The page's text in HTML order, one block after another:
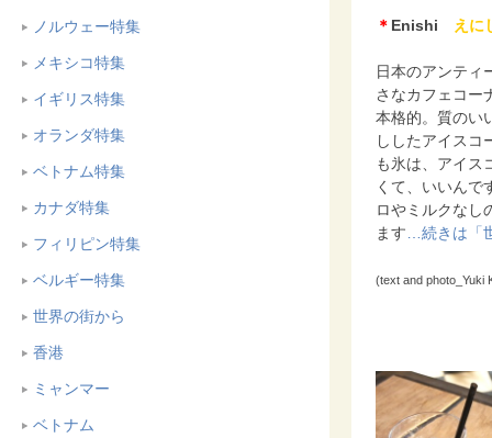
ノルウェー特集
メキシコ特集
イギリス特集
オランダ特集
ベトナム特集
カナダ特集
フィリピン特集
ベルギー特集
世界の街から
香港
ミャンマー
ベトナム
＊ Enishi えに
日本のアンティ
さなカフェコー
本格的。質のい
ししたアイスコ
も氷は、アイス
くて、いいんで
ロやミルクなし
ます …続きは「
(text and photo_Yuki